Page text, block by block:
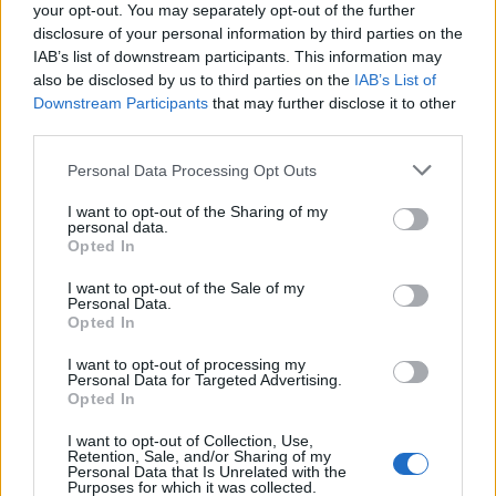
your opt-out. You may separately opt-out of the further
disclosure of your personal information by third parties on the
IAB’s list of downstream participants. This information may
also be disclosed by us to third parties on the IAB’s List of
Downstream Participants that may further disclose it to other
Personal Data Processing Opt Outs
I want to opt-out of the Sharing of my
personal data.
Opted In
I want to opt-out of the Sale of my
Personal Data.
Opted In
I want to opt-out of processing my
Personal Data for Targeted Advertising.
Opted In
I want to opt-out of Collection, Use,
Retention, Sale, and/or Sharing of my
Personal Data that Is Unrelated with the
Purposes for which it was collected.
shpenzim
Horoskopi 9 Gusht 2026/
Çfarë kanë rezervuar yjet
për secilën shenjë?
Çfarë përfitimesh mund të
sjellin fistekët për
Analiza e re evidenton
lidhje mes konsumit të
Alec dhe Hilaria Baldwin:
shtatë fëmijë, sprova të